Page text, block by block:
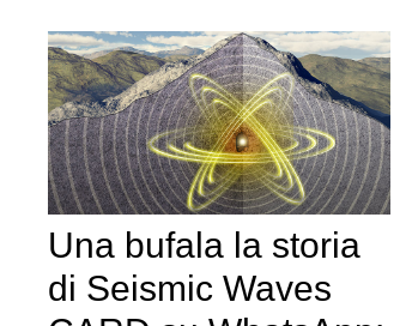
Una bufala la storia
di Seismic Waves